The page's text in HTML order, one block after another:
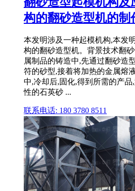
构的翻砂造型机的制
本发明涉及一种起模机构,本发
构的翻砂造型机。背景技术翻
属制品的铸造中,先通过翻砂造
符的砂型,接着将加热的金属熔
中,冷却后,固化,得到所需的产
性的石英砂 ...
联系电话: 180 3780 8511